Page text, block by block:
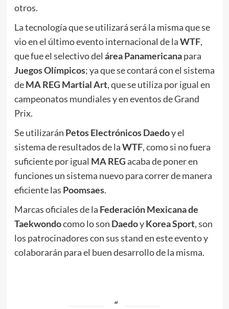
otros.
La tecnología que se utilizará será la misma que se
vio en el último evento internacional de laWTF,
que fue el selectivo del área Panamericanapara
Juegos Olímpicos; ya que se contará con el sistema
deMA REG Martial Art, que se utiliza por igual en
campeonatos mundiales y en eventos de Grand
Prix.
Se utilizarán Petos Electrónicos Daedoy el
sistema de resultados de laWTF, como si no fuera
suficiente por igual MA REGacaba de poner en
funciones un sistema nuevo para correr de manera
eficiente las Poomsaes.
Marcas oficiales de la Federación Mexicana de
Taekwondocomo lo son DaedoyKorea Sport, son
los patrocinadores con sus stand en este evento y
colaborarán para el buen desarrollo de la misma.